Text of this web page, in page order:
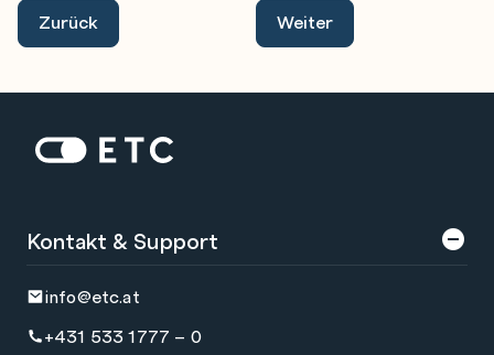
Zurück Weiter
Startseite: ETC
Kontakt & Support
info@etc.at
+431 533 1777 – 0